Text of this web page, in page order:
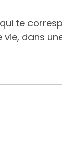
te
dans